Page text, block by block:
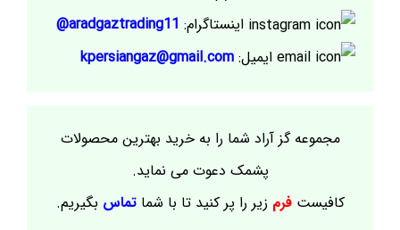
اینستاگرام: aradgaztrading11@
ایمیل: kpersiangaz@gmail.com
مجموعه گز آراد شما را به خرید بهترین محصولات
پشمک دعوت می نماید.
کافیستفرم زیر را پر کنید تا با شماتماس بگیریم.